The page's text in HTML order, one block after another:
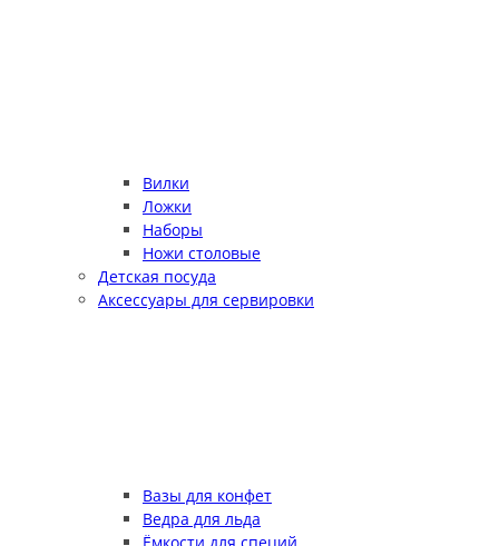
Вилки
Ложки
Наборы
Ножи столовые
Детская посуда
Аксессуары для сервировки
Вазы для конфет
Ведра для льда